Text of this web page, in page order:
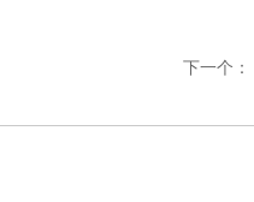
下一个：